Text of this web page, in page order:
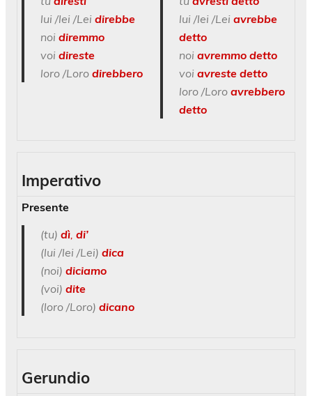
lui /lei /Lei direbbe
noi diremmo
voi direste
loro /Loro direbbero
lui /lei /Lei avrebbe
detto
noi avremmo detto
voi avreste detto
loro /Loro avrebbero
detto
Imperativo
Presente
(tu) dì, di’
(lui /lei /Lei) dica
(noi) diciamo
(voi) dite
(loro /Loro) dicano
Gerundio